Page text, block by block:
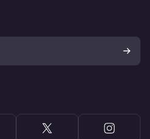
Dein Widerrufsrecht